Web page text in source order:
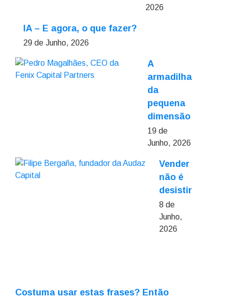
2026
IA – E agora, o que fazer?
29 de Junho, 2026
A
armadilha
da
pequena
dimensão
19 de
Junho, 2026
Vender
não é
desistir
8 de
Junho,
2026
Costuma usar estas frases? Então